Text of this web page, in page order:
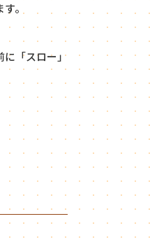
。
「スロー」